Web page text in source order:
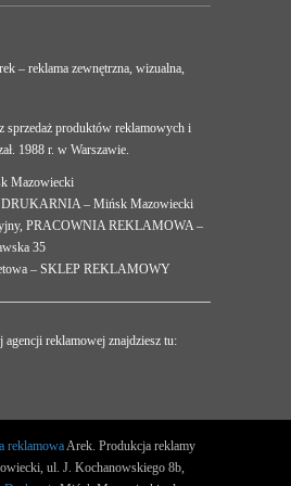
– reklama zewnętrzna, wizualna,
sprzedaż produktów reklamowych i
1988 r. w Warszawie.
Mazowiecki
DRUKARNIA – Mińsk Mazowiecki
PRACOWNIA REKLAMOWA –
35
– SKLEP REKLAMOWY
agencji reklamowej znajdziesz tu:
reklamowa Arek. Produkcja reklamy
ul. J. Kochanowskiego 8b,